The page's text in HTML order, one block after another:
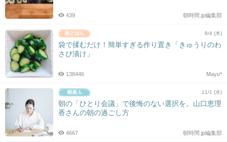
朝時間.jp編集部
439
8/4 (木)
袋で揉むだけ！簡単すぎる作り置き「きゅうりのわ
さび漬け」
Mayu*
138446
11/1 (水)
朝の「ひとり会議」で後悔のない選択を。山口恵理
香さんの朝の過ごし方
朝時間.jp編集部
4667